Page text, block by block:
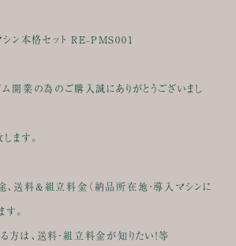
シン本格セット RE-PMS001
開業の為のご購入誠にありがとうございまし
ます。
送料&組立料金（納品所在地・導入マシンに
す。
は、送料・組立料金が知りたい！等